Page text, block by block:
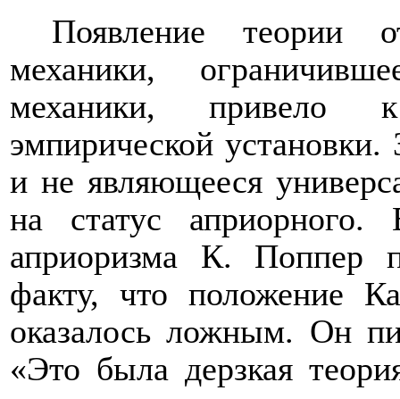
Появление теории
механики,
механики, привело к
эмпирической
и не являющееся
на статус априорного.
априоризма К. Поппер
факту, что положение
оказалось ложным. Он
«Это была дерзкая